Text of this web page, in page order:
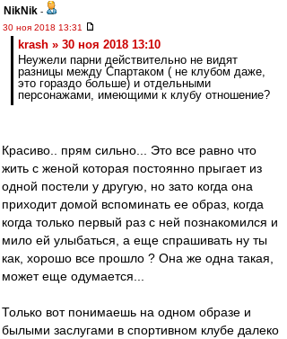
NikNik -
30 ноя 2018 13:31
krash » 30 ноя 2018 13:10
Неужели парни действительно не видят
разницы между Спартаком ( не клубом даже,
это гораздо больше) и отдельными
персонажами, имеющими к клубу отношение?
Красиво.. прям сильно... Это все равно что
жить с женой которая постоянно прыгает из
одной постели у другую, но зато когда она
приходит домой вспоминать ее образ, когда
когда только первый раз с ней познакомился и
мило ей улыбаться, а еще спрашивать ну ты
как, хорошо все прошло ? Она же одна такая,
может еще одумается...
Только вот понимаешь на одном образе и
былыми заслугами в спортивном клубе далеко